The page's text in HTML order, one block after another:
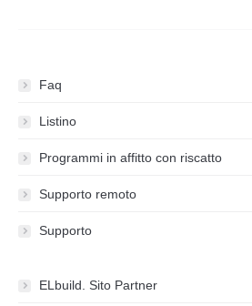
Faq
Listino
Programmi in affitto con riscatto
Supporto remoto
Supporto
ELbuild. Sito Partner